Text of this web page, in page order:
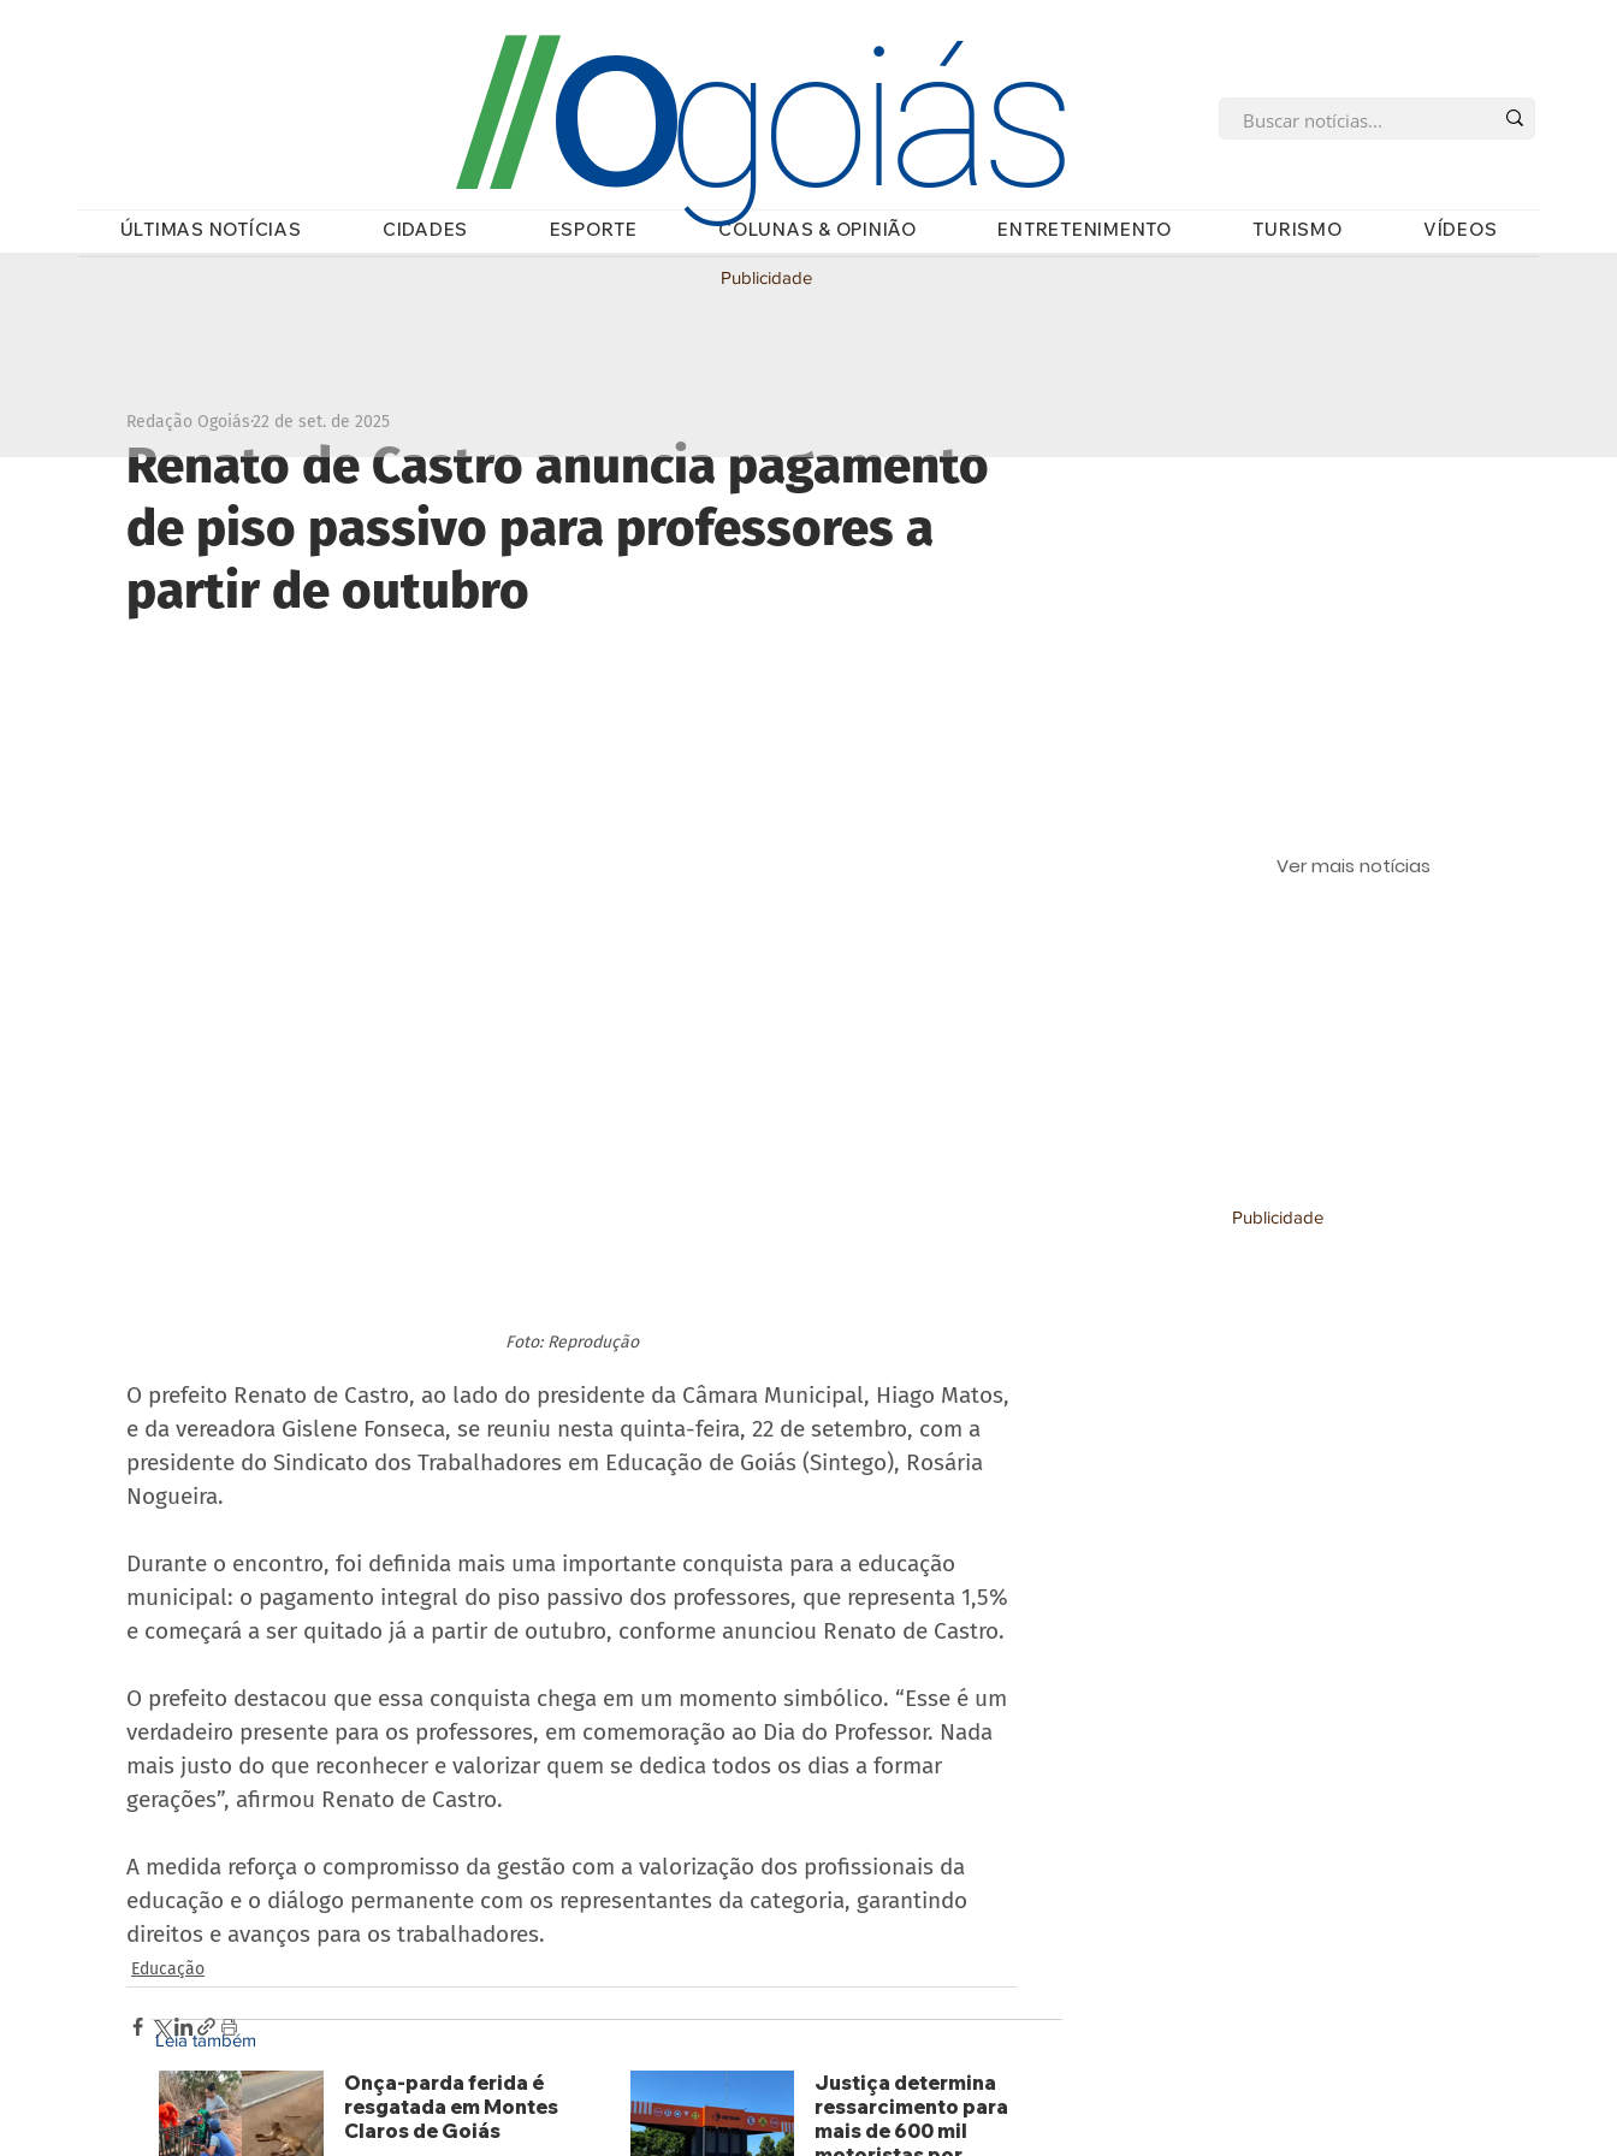
ÚLTIMAS NOTÍCIAS CIDADES ESPORTE COLUNAS & OPINIÃO ENTRETENIMENTO TURISMO VÍDEOS
//Ogoiás
Renato de Castro anuncia pagamento
de piso passivo para professores a
partir de outubro
Redação Ogoiás22 de set. de 2025
Foto: Reprodução
O prefeito Renato de Castro, ao lado do presidente da Câmara Municipal, Hiago Matos,
e da vereadora Gislene Fonseca, se reuniu nesta quinta-feira, 22 de setembro, com a
presidente do Sindicato dos Trabalhadores em Educação de Goiás (Sintego), Rosária
Nogueira.
Durante o encontro, foi definida mais uma importante conquista para a educação
municipal: o pagamento integral do piso passivo dos professores, que representa 1,5%
e começará a ser quitado já a partir de outubro, conforme anunciou Renato de Castro.
O prefeito destacou que essa conquista chega em um momento simbólico. “Esse é um
verdadeiro presente para os professores, em comemoração ao Dia do Professor. Nada
mais justo do que reconhecer e valorizar quem se dedica todos os dias a formar
gerações”, afirmou Renato de Castro.
A medida reforça o compromisso da gestão com a valorização dos profissionais da
educação e o diálogo permanente com os representantes da categoria, garantindo
direitos e avanços para os trabalhadores.
Educação
Publicidade
Publicidade
Ver mais notícias
Leia também
Onça-parda ferida é
resgatada em Montes
Claros de Goiás
Justiça determina
ressarcimento para
mais de 600 mil